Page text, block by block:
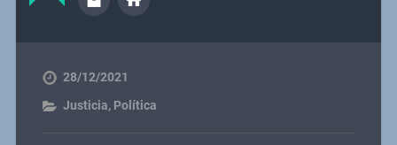
28/12/2021
Justicia, Política